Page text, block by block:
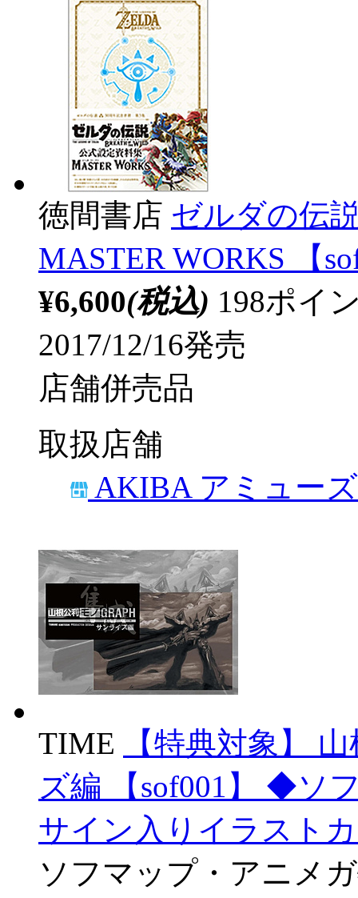
徳間書店 ゼルダの伝
MASTER WORKS 【
¥6,600(税込) 198ポイ
2017/12/16発売
店舗併売品
取扱店舗
AKIBA アミュー
TIME
【特典対象】
ズ編 【sof001】 ◆ソ
サイン入りイラスト
ソフマップ・アニメ